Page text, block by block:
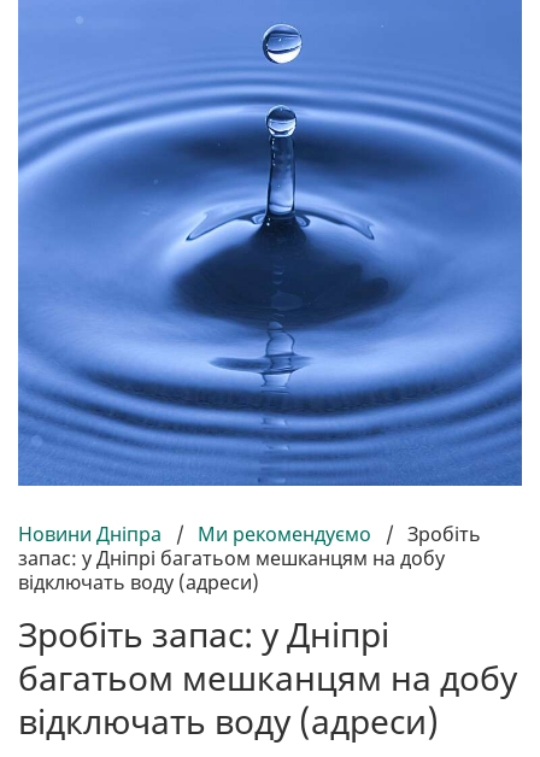
Новини Дніпра / Ми рекомендуємо / Зробіть
запас: у Дніпрі багатьом мешканцям на добу
відключать воду (адреси)
Зробіть запас: у Дніпрі
багатьом мешканцям на добу
відключать воду (адреси)